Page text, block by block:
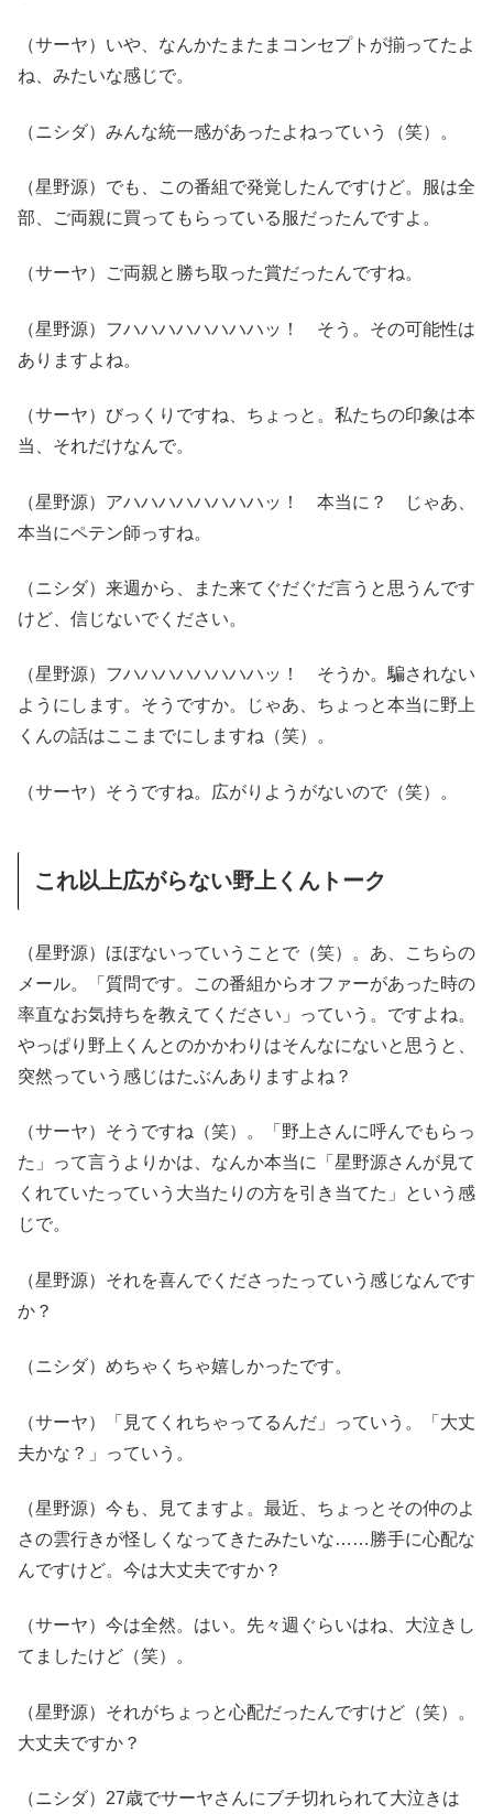
（サーヤ）いや、なんかたまたまコンセプトが揃ってたよ
ね、みたいな感じで。
（ニシダ）みんな統一感があったよねっていう（笑）。
（星野源）でも、この番組で発覚したんですけど。服は全
部、ご両親に買ってもらっている服だったんですよ。
（サーヤ）ご両親と勝ち取った賞だったんですね。
（星野源）フハハハハハハハハッ！ そう。その可能性は
ありますよね。
（サーヤ）びっくりですね、ちょっと。私たちの印象は本
当、それだけなんで。
（星野源）アハハハハハハハハッ！ 本当に？ じゃあ、
本当にペテン師っすね。
（ニシダ）来週から、また来てぐだぐだ言うと思うんです
けど、信じないでください。
（星野源）フハハハハハハハハッ！ そうか。騙されない
ようにします。そうですか。じゃあ、ちょっと本当に野上
くんの話はここまでにしますね（笑）。
（サーヤ）そうですね。広がりようがないので（笑）。
これ以上広がらない野上くんトーク
（星野源）ほぼないっていうことで（笑）。あ、こちらの
メール。「質問です。この番組からオファーがあった時の
率直なお気持ちを教えてください」っていう。ですよね。
やっぱり野上くんとのかかわりはそんなにないと思うと、
突然っていう感じはたぶんありますよね？
（サーヤ）そうですね（笑）。「野上さんに呼んでもらっ
た」って言うよりかは、なんか本当に「星野源さんが見て
くれていたっていう大当たりの方を引き当てた」という感
じで。
（星野源）それを喜んでくださったっていう感じなんです
か？
（ニシダ）めちゃくちゃ嬉しかったです。
（サーヤ）「見てくれちゃってるんだ」っていう。「大丈
夫かな？」っていう。
（星野源）今も、見てますよ。最近、ちょっとその仲のよ
さの雲行きが怪しくなってきたみたいな……勝手に心配な
んですけど。今は大丈夫ですか？
（サーヤ）今は全然。はい。先々週ぐらいはね、大泣きし
てましたけど（笑）。
（星野源）それがちょっと心配だったんですけど（笑）。
大丈夫ですか？
（ニシダ）27歳でサーヤさんにブチ切れられて大泣きは